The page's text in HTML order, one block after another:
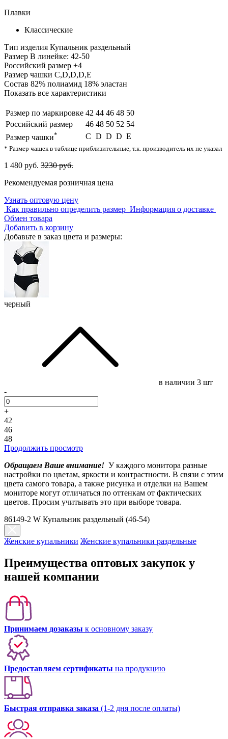
Плавки
Классические
Тип изделия Купальник раздельный
Размер В линейке: 42-50
Российский размер +4
Размер чашки C,D,D,D,E
Состав 82% полиамид 18% эластан
Показать все характеристики
Размер по маркировке 42 44 46 48 50
Российский размер
46 48 50 52 54
Размер чашки* C D D D E
* Размер чашек в таблице приблизительные, т.к. производитель их не указал
1 480 руб. 3230 руб.
Рекомендуемая розничная цена
Узнать оптовую цену
Как правильно определить размер Информация о доставке
Обмен товара
Добавить в корзину
Добавьте в заказ цвета и размеры:
черный
в наличии 3 шт
-
+
42
46
48
Продолжить просмотр
Обращаем Ваше внимание! У каждого монитора разные
настройки по цветам, яркости и контрастности. В связи с этим
цвета самого товара, а также рисунка и отделки на Вашем
мониторе могут отличаться по оттенкам от фактических
цветов. Просим учитывать это при выборе товара.
86149-2 W Купальник раздельный (46-54)
Женские купальники Женские купальники раздельные
Преимущества оптовых закупок у
нашей компании
Принимаем дозаказы к основному заказу
Предоставляем сертификаты на продукцию
Быстрая отправка заказа (1-2 дня после оплаты)